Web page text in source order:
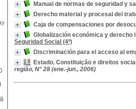
Manual de normas de seguridad y
Derecho material y procesal del
Caja de compensaciones por
Globalización económica y derecho
Seguridad Social (4º)
Discriminación para el acceso al
Estado, Constituição e direitos
região, N° 28 (ene.-jun., 2006)